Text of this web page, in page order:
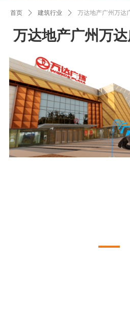
首页 ꄲ 建筑行业 ꄲ 万达地产广州万达
万达地产广州万